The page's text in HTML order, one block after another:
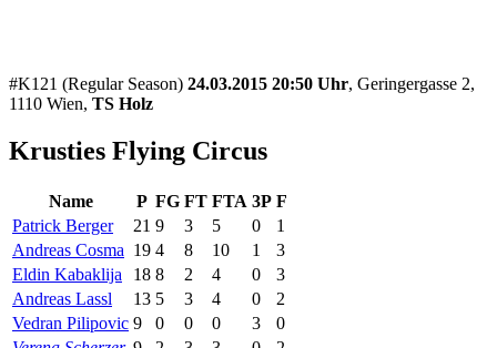
#K121 (Regular Season) 24.03.2015 20:50 Uhr, Geringergasse 2,
1110 Wien, TS Holz
Krusties Flying Circus
Name P FG FT FTA 3P F
Patrick Berger
21 9 3 5 0
1
Andreas Cosma 19 4 8 10 1
3
Eldin Kabaklija
18 8 2 4 0
3
Andreas Lassl
13 5 3 4 0
2
Vedran Pilipovic 9 0 0 0 3
0